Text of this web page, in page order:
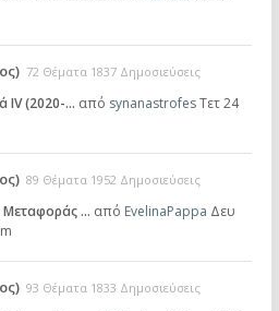
72 Θέματα 1837 Δημοσιεύσεις
IV (2020-… από synanastrofesΤετ 24
89 Θέματα 1952 Δημοσιεύσεις
Μεταφοράς … από EvelinaPappa Δευ
93 Θέματα 1833 Δημοσιεύσεις